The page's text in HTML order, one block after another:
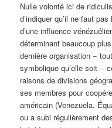
Nulle volonté ici de
d’indiquer qu’il ne faut
d’une influence
déterminant beaucoup
dernière organisation −
symbolique qu’elle soit −
raisons de divisions
ses membres pour
américain (Venezuela,
ou a subi régulièrement